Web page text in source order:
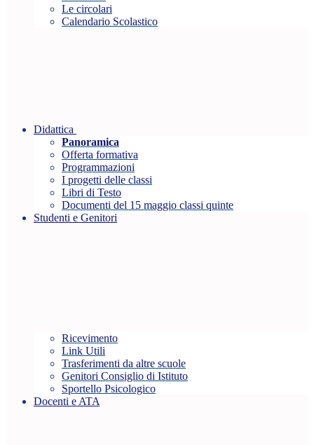
Le circolari
Calendario Scolastico
Didattica
Panoramica
Offerta formativa
Programmazioni
I progetti delle classi
Libri di Testo
Documenti del 15 maggio classi quinte
Studenti e Genitori
Ricevimento
Link Utili
Trasferimenti da altre scuole
Genitori Consiglio di Istituto
Sportello Psicologico
Docenti e ATA